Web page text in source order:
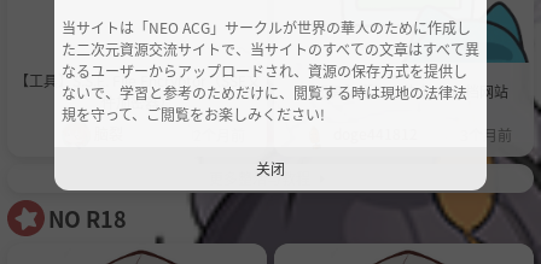
【工具】S.S.E. File Encryptor（SSE文
件加密器）
【工具】挺好用的全CG存档网站
3个月前
更多整活与教程
NO R18
当サイトは「NEO ACG」サークルが世界の華人のために作成し
た二次元資源交流サイトで、当サイトのすべての文章はすべて異
なるユーザーからアップロードされ、資源の保存方式を提供し
ないで、学習と参考のためだけに、閲覧する時は現地の法律法
規を守って、ご閲覧をお楽しみください!
关闭